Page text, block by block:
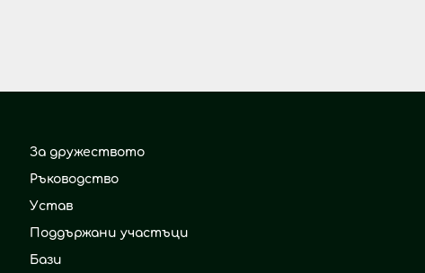
За дружеството
Ръководство
Устав
Поддържани участъци
Бази